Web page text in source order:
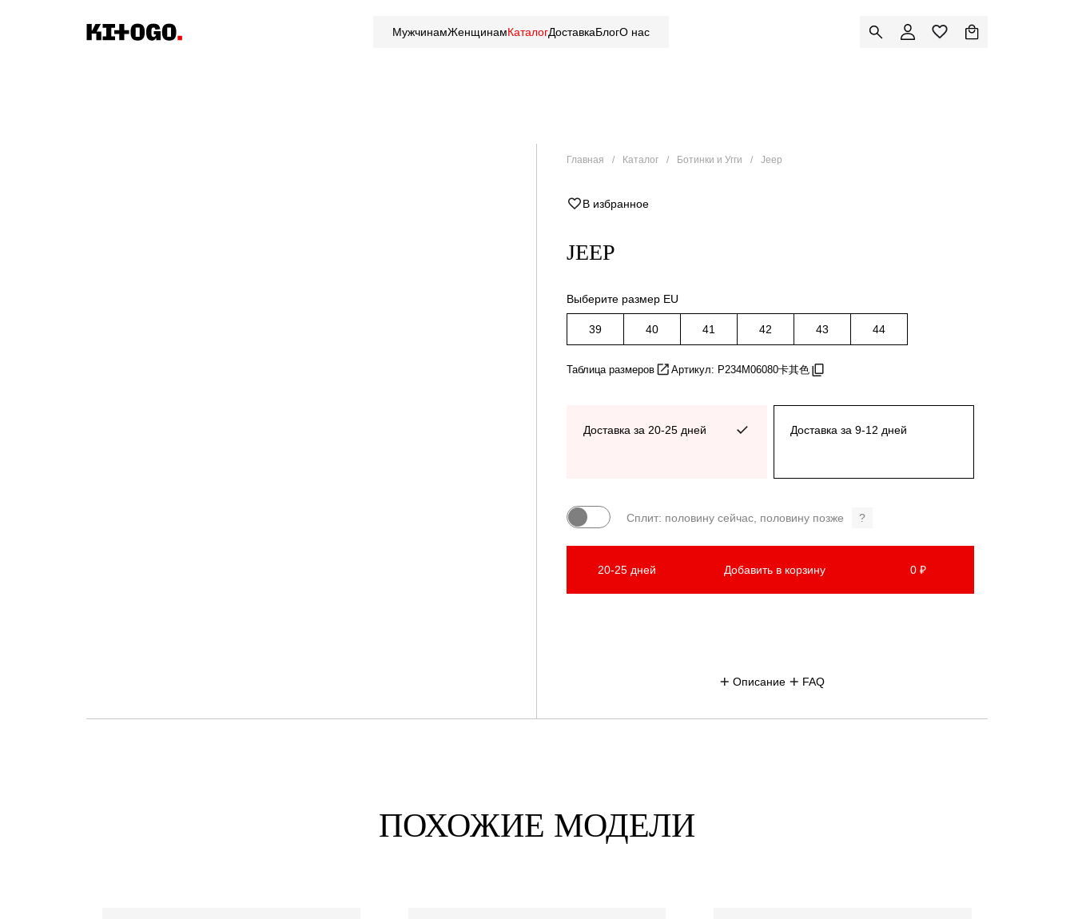
МужчинамЖенщинамКаталогДоставкаБлогО нас
Главная Каталог Ботинки и Угги Jeep
JEEP
В избранное
Выберите размер EU
39 40 41 42 43 44
Таблица размеров Артикул: P234M06080卡其色
Доставка за 20-25 дней Доставка за 9-12 дней
Сплит: половину сейчас, половину позже ?
20-25 дней Добавить в корзину 0 ₽
Описание FAQ
ПОХОЖИЕ МОДЕЛИ